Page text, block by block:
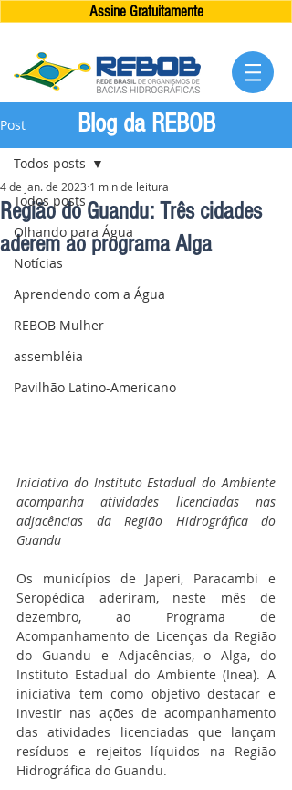
Assine Gratuitamente
Post
Todos posts
Olhando para Água
Notícias
Aprendendo com a Água
REBOB Mulher
assembléia
Pavilhão Latino-Americano
Todos posts
Região do Guandu: Três cidades
aderem ao programa Alga
4 de jan. de 2023 1 min de leitura
Iniciativa do Instituto Estadual do Ambiente
acompanha atividades licenciadas nas
adjacências da Região Hidrográfica do
Guandu
Os municípios de Japeri, Paracambi e
Seropédica aderiram, neste mês de
dezembro, ao Programa de
Acompanhamento de Licenças da Região
do Guandu e Adjacências, o Alga, do
Instituto Estadual do Ambiente (Inea). A
iniciativa tem como objetivo destacar e
investir nas ações de acompanhamento
das atividades licenciadas que lançam
resíduos e rejeitos líquidos na Região
Hidrográfica do Guandu.
Blog da REBOB